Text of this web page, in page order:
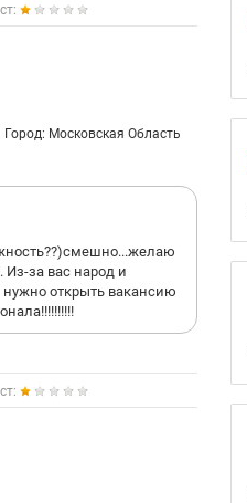
Город: Московская Область
за вас народ и
нужно открыть вакансию